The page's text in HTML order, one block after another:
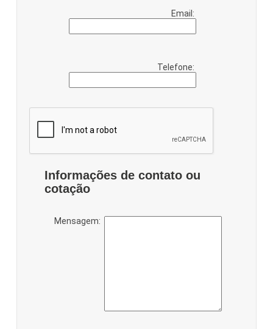
Email:
Telefone:
Informações de contato ou
cotação
Mensagem: